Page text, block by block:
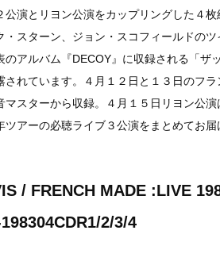
公演とリヨン公演をカップリングした４枚
・スターン、ジョン・スコフィールドの
のアルバム『DECOY』に収録される「ザ
されています。４月１２日と１３日のフ
マスターから収録。４月１５日リヨン公
ツアーの必聴ライブ３公演をまとめてお届
/ FRENCH MADE :LIVE
2/3/4